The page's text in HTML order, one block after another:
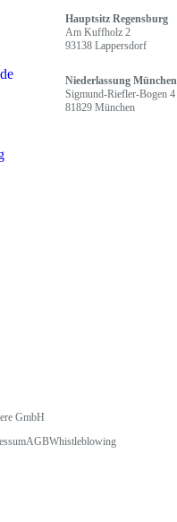
Hauptsitz Regensburg
Am Kuffholz 2
93138 Lappersdorf
Niederlassung München
Sigmund-Riefler-Bogen 4
81829 München
GmbH
AGBWhistleblowing